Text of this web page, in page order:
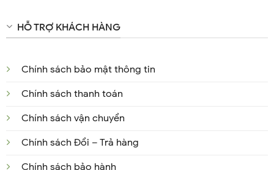
HỖ TRỢ KHÁCH HÀNG
Chính sách bảo mật thông tin
Chính sách thanh toán
Chính sách vận chuyển
Chính sách Đổi – Trả hàng
Chính sách bảo hành